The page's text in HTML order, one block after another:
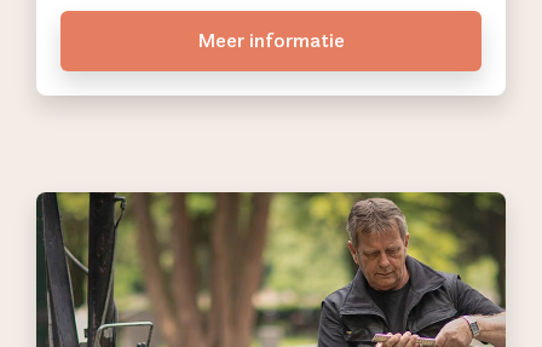
Meer informatie